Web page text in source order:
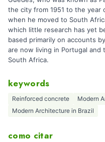
the city from 1951 to the year
when he moved to South
which little research has yet
based primarily on accounts
are now living in Portugal
South Africa.
keywords
Reinforced concrete
Modern
Modern Architecture in Brazil
como citar